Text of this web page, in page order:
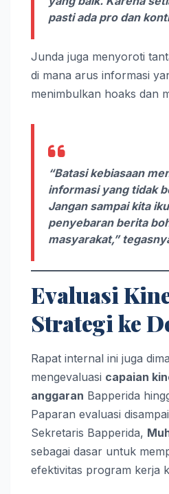
pasti ada pro dan
Junda juga menyoroti
di mana arus informasi
menimbulkan hoaks dan
“Batasi kebiasaan
informasi yang tidak
Jangan sampai kita
penyebaran berita
masyarakat,”
Evaluasi
Strategi ke
Rapat internal ini juga
mengevaluasi capaian
anggaran Bapperida
Paparan evaluasi
Sekretaris Bapperida,
sebagai dasar untuk
efektivitas program kerja